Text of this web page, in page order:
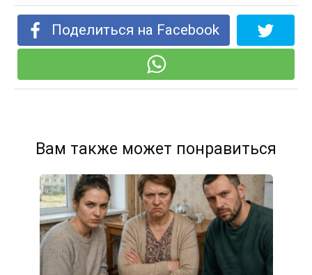
Поделиться на Facebook
Вам также может понравиться